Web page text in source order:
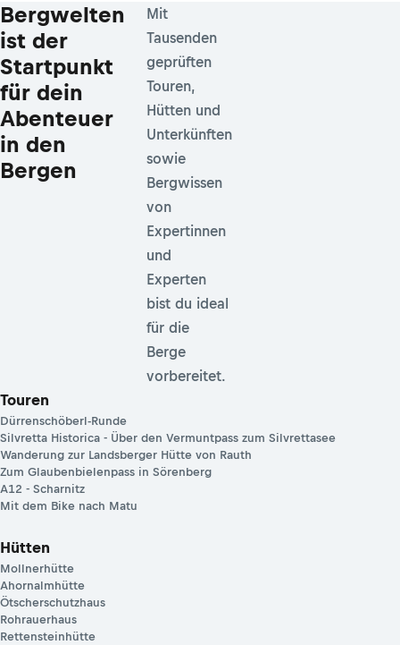
Bergwelten
ist der
Startpunkt
für dein
Abenteuer
in den
Bergen
Mit
Tausenden
geprüften
Touren,
Hütten und
Unterkünften
sowie
Bergwissen
von
Expertinnen
und
Experten
bist du ideal
für die
Berge
vorbereitet.
Touren
Dürrenschöberl-Runde
Silvretta Historica - Über den Vermuntpass zum Silvrettasee
Wanderung zur Landsberger Hütte von Rauth
Zum Glaubenbielenpass in Sörenberg
A12 - Scharnitz
Mit dem Bike nach Matu
Hütten
Mollnerhütte
Ahornalmhütte
Ötscherschutzhaus
Rohrauerhaus
Rettensteinhütte